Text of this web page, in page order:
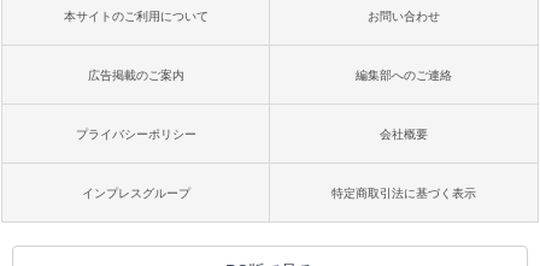
本サイトのご利用について お問い合わせ
広告掲載のご案内 編集部へのご連絡
プライバシーポリシー 会社概要
インプレスグループ 特定商取引法に基づく表示